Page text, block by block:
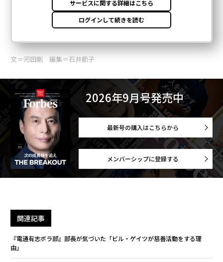
文＝河田剛 編集＝石井節子
2026年9月号発売中
最新号の購入はこちらから
メンバーシップに登録する
関連記事
『電通有志ボラ部』部長が気づいた「ビル・ゲイツが慈善活動をする理
由」